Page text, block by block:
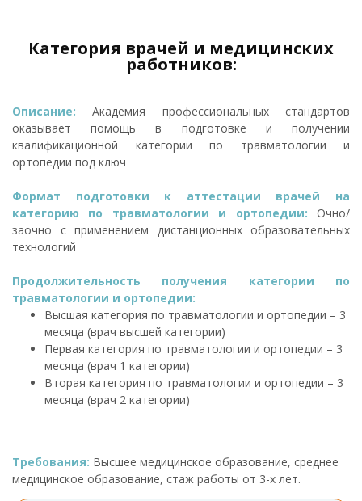
Категория врачей и медицинских
работников:
Описание:Академия профессиональных стандартов
оказывает помощь в подготовке и получении
квалификационной категории по травматологии и
ортопедии под ключ
Формат подготовки к аттестации врачей на
категорию по травматологии и ортопедии: Очно/
заочно с применением дистанционных образовательных
технологий
Продолжительность получения категории по
травматологии и ортопедии:
Высшая категория по травматологии и ортопедии – 3
месяца (врач высшей категории)
Первая категория по травматологии и ортопедии – 3
месяца (врач 1 категории)
Вторая категория по травматологии и ортопедии – 3
месяца (врач 2 категории)
Требования: Высшее медицинское образование, среднее
медицинское образование, стаж работы от 3-х лет.